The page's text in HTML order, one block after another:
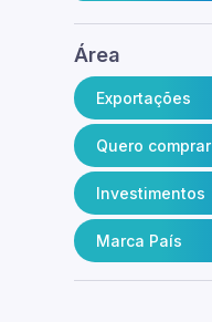
Área
Exportações
Quero comprar
Investimentos
Marca País